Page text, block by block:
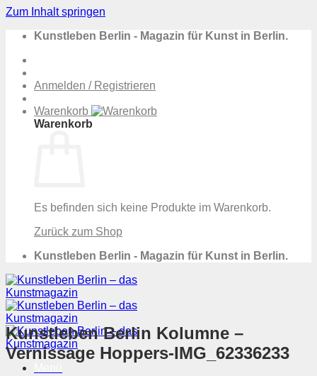
Zum Inhalt springen
Kunstleben Berlin - Magazin für Kunst in Berlin.
Anmelden / Registrieren
Warenkorb
Warenkorb
Es befinden sich keine Produkte im Warenkorb.
Zurück zum Shop
Kunstleben Berlin - Magazin für Kunst in Berlin.
Kunstleben Berlin Kolumne –
Vernissage Hoppers-IMG_62336233